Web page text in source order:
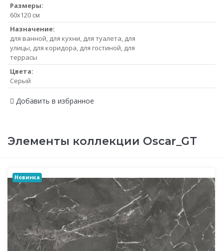
Размеры:
60x120 см
Назначение:
для ванной, для кухни, для туалета, для
улицы, для коридора, для гостиной, для
террасы
Цвета:
Серый
Добавить в избранное
Элементы коллекции Oscar_GT
Новинка